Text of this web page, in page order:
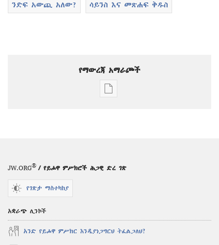
ንድፍ አውጪ አለው? ሳይንስ እና መጽሐፍ ቅዱስ
የማውረጃ አማራጮች
የሕትመት
ሚያዝያ 2010
JW.ORG® / የይሖዋ ምሥክሮች ሕጋዊ ድረ ገጽ
የገጽታ ማስተካከያ
አቋራጭ ሊንኮች
አንድ የይሖዋ ምሥክር እንዲያነጋግርህ ትፈልጋለህ?